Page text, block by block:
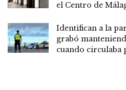
el Centro de
Identifican a la
grabó
cuando circulaba